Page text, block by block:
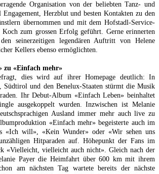
Organisation von der beliebten Tanz- und
Herzblut und besten Kontakten zu den
übernommen und mit dem Hofstadl-Service-
Koch zum grossen Erfolg geführt. Gerne erinnerten
seinerzeitigen legendären Auftritt von Helene
Kellers ebenso ermöglichten.
zu «Einfach mehr»
dies wird auf ihrer Homepage deutlich: In
Südtirol und den Benelux-Staaten stürmt die Musik
Ihr Debut-Album «Einfach Leben» beinhaltet
ausgekoppelt wurden. Inzwischen ist Melanie
Ausland immer mehr auch live zu
«Einfach mehr» begeisterte auch im
«Ich will», «Kein Wunder» oder «Wir sehen uns
Hitparaden auf. Höhepunkt der Fans im
«Vielleicht, vielleicht auch nicht». Gleich nach der
Payer die Heimfahrt über 600 km mit ihrem
am nächsten Tag wartete bereits der nächste